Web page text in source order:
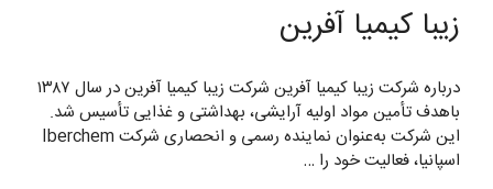
زیبا کیمیا آفرین
درباره شرکت زیبا کیمیا آفرین شرکت زیبا کیمیا آفرین در سال ۱۳۸۷
باهدف تأمین مواد اولیه آرایشی، بهداشتی و غذایی تأسیس شد.
این شرکت به‌عنوان نماینده رسمی و انحصاری شرکت Iberchem
اسپانیا، فعالیت خود را …